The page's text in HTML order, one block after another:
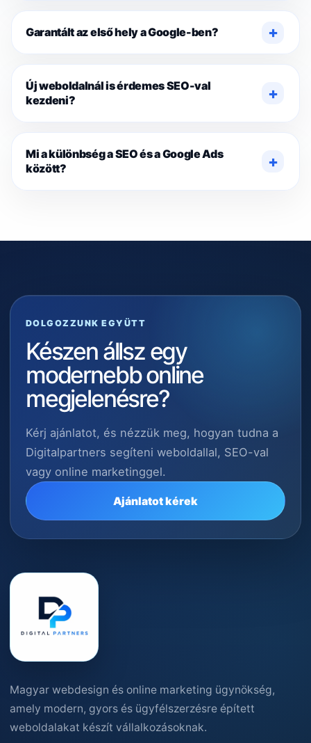
Garantált az első hely a Google-ben?
Új weboldalnál is érdemes SEO-val
kezdeni?
Mi a különbség a SEO és a Google Ads
között?
DOLGOZZUNK EGYÜTT
Készen állsz egy
modernebb online
megjelenésre?
Kérj ajánlatot, és nézzük meg, hogyan tudna a
Digitalpartners segíteni weboldallal, SEO-val
vagy online marketinggel.
Ajánlatot kérek
Magyar webdesign és online marketing ügynökség,
amely modern, gyors és ügyfélszerzésre épített
weboldalakat készít vállalkozásoknak.